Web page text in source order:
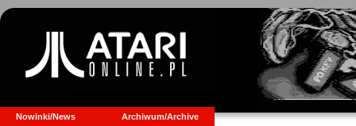
Nowinki/News Archiwum/Archive